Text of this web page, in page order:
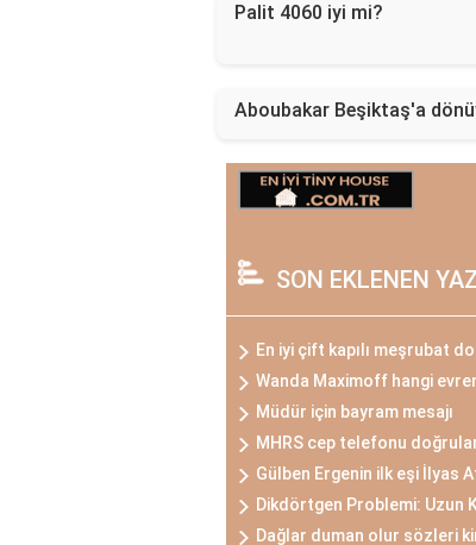
Palit 4060 iyi mi?
Aboubakar Beşiktaş'a
SON EKLENEN
En iyi çift kapılı meşrubat
Wanda Maximoff hangi
Müdür için bayram mesajı
MHRS cep telefonu
Gülben Ergenin ilk eşi İlyas
Dikdörtgen Problemi: Uzun
Dağlar duman olur sözleri